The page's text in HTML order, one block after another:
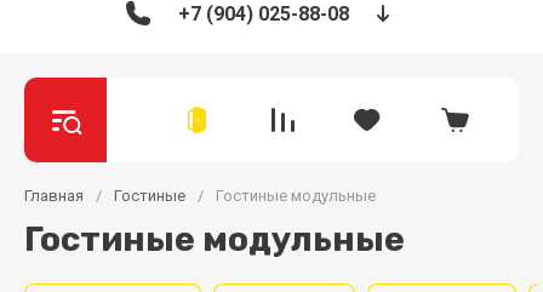
+7 (904) 025-88-08
Главная / Гостиные / Гостиные модульные
Гостиные модульные